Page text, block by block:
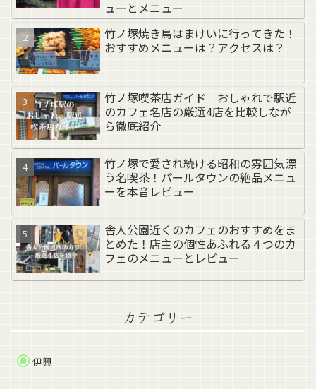
ューとメニュー
竹ノ塚焼き鳥はまけいに行ってきた！
おすすめメニューは？アクセスは？
竹ノ塚喫茶店ガイド｜おしゃれで駅近
のカフェ名店の厳選4店を比較しなが
ら徹底紹介
竹ノ塚で愛され続ける昭和の雰囲気漂
う名喫茶！パールタウンの絶品メニュ
ーを本音レビュー
舎人公園近くのカフェのおすすめをま
とめた！店主の個性あふれる４つのカ
フェのメニューとレビュー
カテゴリー
伊興